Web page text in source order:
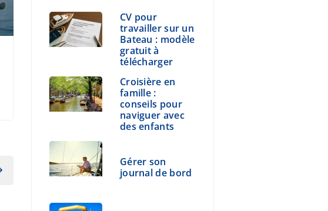
CV pour
travailler sur un
Bateau : modèle
gratuit à
télécharger
Croisière en
famille :
conseils pour
naviguer avec
des enfants
Gérer son
journal de bord